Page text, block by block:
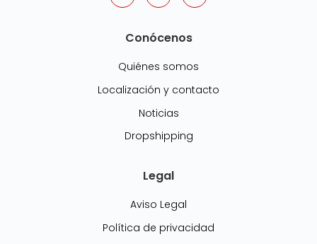
Conócenos
Quiénes somos
Localización y contacto
Noticias
Dropshipping
Legal
Aviso Legal
Política de privacidad